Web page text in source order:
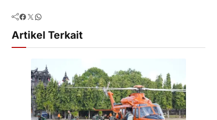
Facebook Twitter WhatsApp
Artikel Terkait